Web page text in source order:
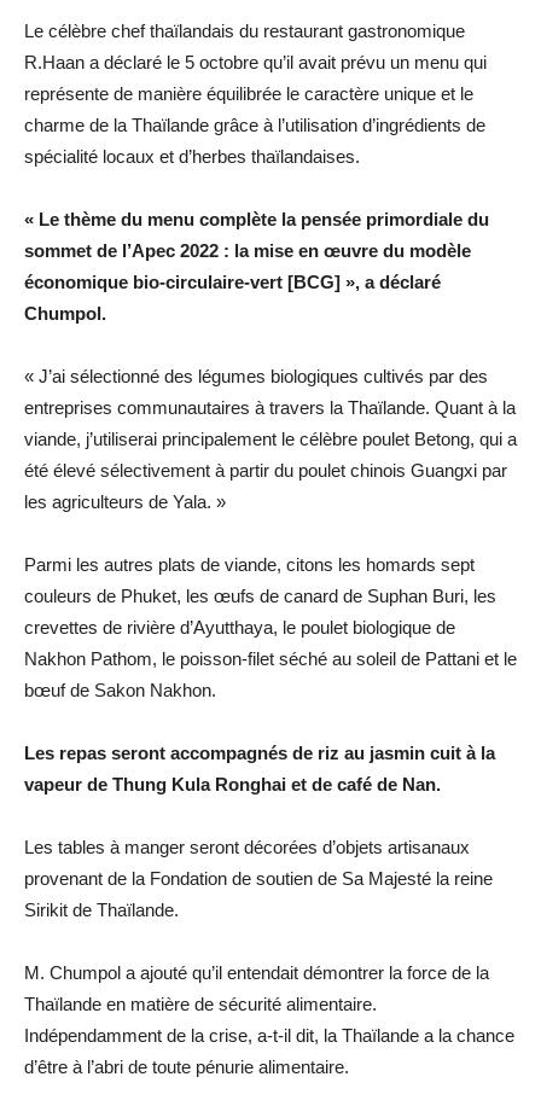
Le célèbre chef thaïlandais du restaurant gastronomique
R.Haan a déclaré le 5 octobre qu’il avait prévu un menu qui
représente de manière équilibrée le caractère unique et le
charme de la Thaïlande grâce à l’utilisation d’ingrédients de
spécialité locaux et d’herbes thaïlandaises.
« Le thème du menu complète la pensée primordiale du
sommet de l’Apec 2022 : la mise en œuvre du modèle
économique bio-circulaire-vert [BCG] », a déclaré
Chumpol.
« J’ai sélectionné des légumes biologiques cultivés par des
entreprises communautaires à travers la Thaïlande. Quant à la
viande, j’utiliserai principalement le célèbre poulet Betong, qui a
été élevé sélectivement à partir du poulet chinois Guangxi par
les agriculteurs de Yala. »
Parmi les autres plats de viande, citons les homards sept
couleurs de Phuket, les œufs de canard de Suphan Buri, les
crevettes de rivière d’Ayutthaya, le poulet biologique de
Nakhon Pathom, le poisson-filet séché au soleil de Pattani et le
bœuf de Sakon Nakhon.
Les repas seront accompagnés de riz au jasmin cuit à la
vapeur de Thung Kula Ronghai et de café de Nan.
Les tables à manger seront décorées d’objets artisanaux
provenant de la Fondation de soutien de Sa Majesté la reine
Sirikit de Thaïlande.
M. Chumpol a ajouté qu’il entendait démontrer la force de la
Thaïlande en matière de sécurité alimentaire.
Indépendamment de la crise, a-t-il dit, la Thaïlande a la chance
d’être à l’abri de toute pénurie alimentaire.